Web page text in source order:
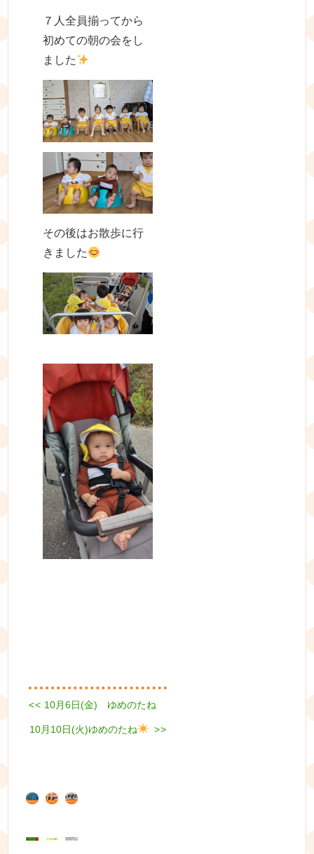
７人全員揃ってから
初めての朝の会をし
ました
その後はお散歩に行
きました
投
稿
ゲ
ー
ョ
Previous
<< 10月6日(金) ゆめのたね
Next
10月10日(火)ゆめのたね >>